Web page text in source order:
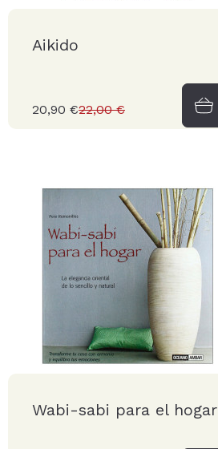
Aikido
20,90 €22,00 €
Wabi-sabi para el hogar